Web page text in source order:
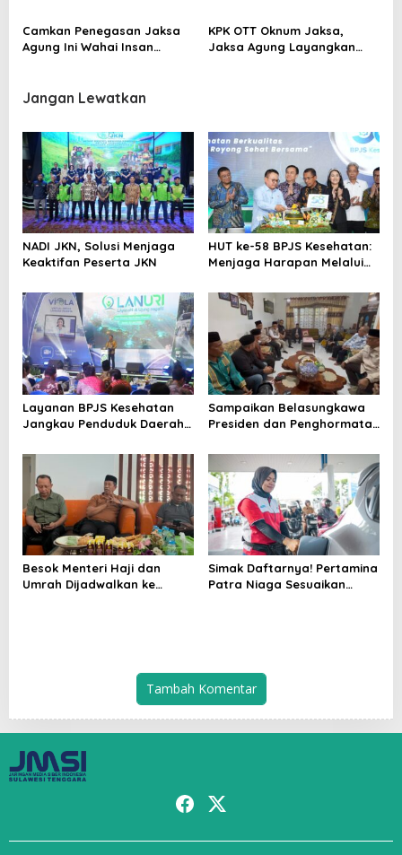
Jiwasraya
Camkan Penegasan Jaksa
Agung Ini Wahai Insan
KPK OTT Oknum Jaksa,
Jaksa Agung Layangkan
Jangan Lewatkan
NADI JKN, Solusi Menjaga
Keaktifan Peserta JKN
HUT ke-58 BPJS Kesehatan:
Menjaga Harapan Melalui
Bersama
Layanan BPJS Kesehatan
Jangkau Penduduk Daerah
Sampaikan Belasungkawa
Presiden dan Penghormatan
Irfan Yusuf Kunjungi
Keluarga Dokter Haji Asal
Baubau yang Wafat di
Mekah
Besok Menteri Haji dan
Umrah Dijadwalkan ke
Simak Daftarnya! Pertamina
Patra Niaga Sesuaikan
Tambah Komentar